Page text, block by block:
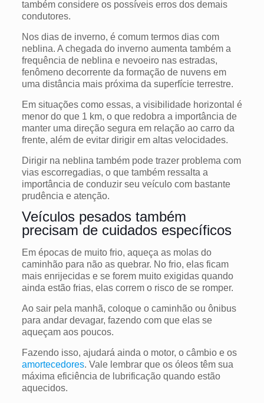
também considere os possíveis erros dos demais
condutores.
Nos dias de inverno, é comum termos dias com
neblina. A chegada do inverno aumenta também a
frequência de neblina e nevoeiro nas estradas,
fenômeno decorrente da formação de nuvens em
uma distância mais próxima da superfície terrestre.
Em situações como essas, a visibilidade horizontal é
menor do que 1 km, o que redobra a importância de
manter uma direção segura em relação ao carro da
frente, além de evitar dirigir em altas velocidades.
Dirigir na neblina também pode trazer problema com
vias escorregadias, o que também ressalta a
importância de conduzir seu veículo com bastante
prudência e atenção.
Veículos pesados também
precisam de cuidados específicos
Em épocas de muito frio, aqueça as molas do
caminhão para não as quebrar. No frio, elas ficam
mais enrijecidas e se forem muito exigidas quando
ainda estão frias, elas correm o risco de se romper.
Ao sair pela manhã, coloque o caminhão ou ônibus
para andar devagar, fazendo com que elas se
aqueçam aos poucos.
Fazendo isso, ajudará ainda o motor, o câmbio e os
amortecedores. Vale lembrar que os óleos têm sua
máxima eficiência de lubrificação quando estão
aquecidos.